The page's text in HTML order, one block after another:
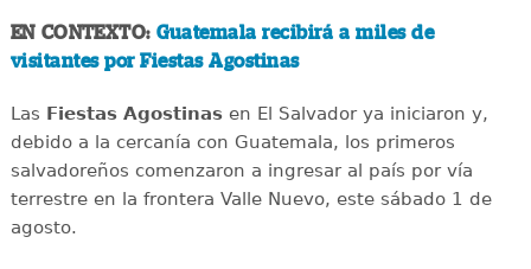
EN CONTEXTO: Guatemala recibirá a miles de
visitantes por Fiestas Agostinas
Las Fiestas Agostinasen El Salvador ya iniciaron y,
debido a la cercanía con Guatemala, los primeros
salvadoreños comenzaron a ingresar al país por vía
terrestre en la frontera Valle Nuevo, este sábado 1 de
agosto.